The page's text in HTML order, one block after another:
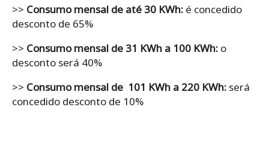
>> Consumo mensal de até 30 KWh: é concedido
desconto de 65%
>> Consumo mensal de 31 KWh a 100 KWh: o
desconto será 40%
>> Consumo mensal de 101 KWh a 220 KWh: será
concedido desconto de 10%